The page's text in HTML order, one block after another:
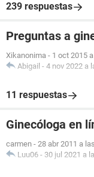
239 respuestas
Preguntas a
Xikanonima - 1 oct 2015
Abigail - 4 nov 2022 a
11 respuestas
Ginecóloga en
carmen - 28 abr 2011 a
Luu06 - 30 jul 2021 a